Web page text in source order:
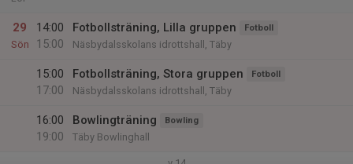
29
Sön
14:00
15:00
Fotbollsträning, Lilla gruppen Fotboll
Näsbydalsskolans idrottshall, Täby
15:00
17:00
Fotbollsträning, Stora gruppen Fotboll
Näsbydalsskolans idrottshall, Täby
16:00
19:00
Bowlingträning Bowling
Täby Bowlinghall